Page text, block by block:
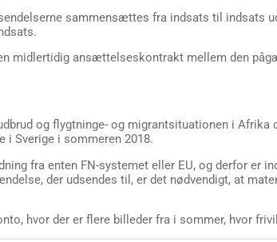
sammensættes fra indsats til indsats
midlertidig ansættelseskontrakt mellem den
og flygtninge- og migrantsituationen i Afrika
i Sverige i sommeren 2018.
fra enten FN-systemet eller EU, og derfor er
der udsendes til, er det nødvendigt, at
hvor der er flere billeder fra i sommer, hvor